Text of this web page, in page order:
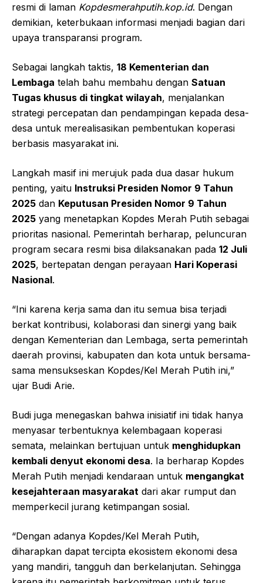
resmi di laman Kopdesmerahputih.kop.id. Dengan
demikian, keterbukaan informasi menjadi bagian dari
upaya transparansi program.
Sebagai langkah taktis, 18 Kementerian dan
Lembaga telah bahu membahu dengan Satuan
Tugas khusus di tingkat wilayah, menjalankan
strategi percepatan dan pendampingan kepada desa-
desa untuk merealisasikan pembentukan koperasi
berbasis masyarakat ini.
Langkah masif ini merujuk pada dua dasar hukum
penting, yaitu Instruksi Presiden Nomor 9 Tahun
2025 dan Keputusan Presiden Nomor 9 Tahun
2025 yang menetapkan Kopdes Merah Putih sebagai
prioritas nasional. Pemerintah berharap, peluncuran
program secara resmi bisa dilaksanakan pada 12 Juli
2025, bertepatan dengan perayaan Hari Koperasi
Nasional.
“Ini karena kerja sama dan itu semua bisa terjadi
berkat kontribusi, kolaborasi dan sinergi yang baik
dengan Kementerian dan Lembaga, serta pemerintah
daerah provinsi, kabupaten dan kota untuk bersama-
sama mensukseskan Kopdes/Kel Merah Putih ini,”
ujar Budi Arie.
Budi juga menegaskan bahwa inisiatif ini tidak hanya
menyasar terbentuknya kelembagaan koperasi
semata, melainkan bertujuan untuk menghidupkan
kembali denyut ekonomi desa. Ia berharap Kopdes
Merah Putih menjadi kendaraan untuk mengangkat
kesejahteraan masyarakat dari akar rumput dan
memperkecil jurang ketimpangan sosial.
“Dengan adanya Kopdes/Kel Merah Putih,
diharapkan dapat tercipta ekosistem ekonomi desa
yang mandiri, tangguh dan berkelanjutan. Sehingga